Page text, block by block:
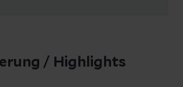
/ Highlights